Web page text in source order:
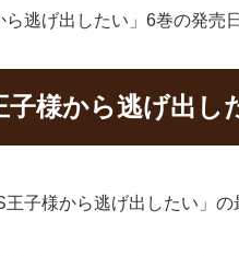
逃げ出したい」6巻の発売
様から逃げ出し
子様から逃げ出したい」